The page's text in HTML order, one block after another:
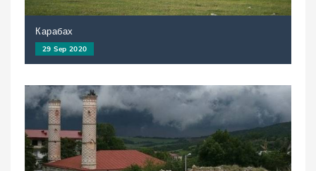
Карабах
29 Sep 2020